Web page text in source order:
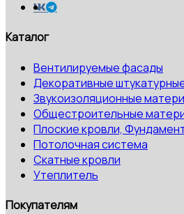
Каталог
Вентилируемые фасады
Декоративные
Звукоизоляционные
Общестроительные
Плоские кровли,
Потолочная система
Скатные кровли
Утеплитель
Покупателям